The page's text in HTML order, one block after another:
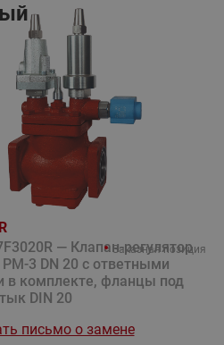
— Клапан-регулятор
3 DN 20 с ответными
в комплекте, фланцы под
DIN 20
письмо о замене
Заказная позиция